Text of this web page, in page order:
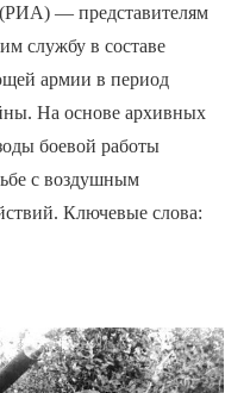
— представителям
службу в составе
армии в период
На основе архивных
боевой работы
с воздушным
Ключевые слова: